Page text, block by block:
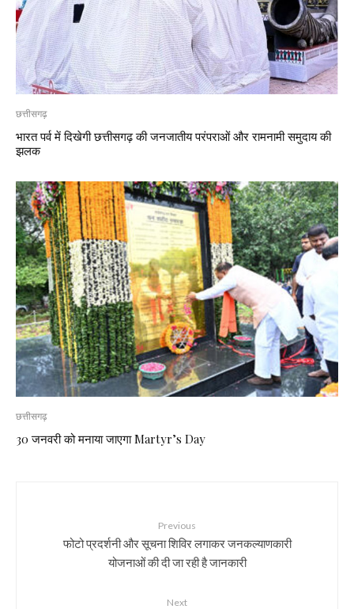
छत्तीसगढ़
भारत पर्व में दिखेगी छत्तीसगढ़ की जनजातीय परंपराओं और रामनामी समुदाय की
झलक
छत्तीसगढ़
30 जनवरी को मनाया जाएगा Martyr’s Day
Previous
फोटो प्रदर्शनी और सूचना शिविर लगाकर जनकल्याणकारी
योजनाओं की दी जा रही है जानकारी
Next